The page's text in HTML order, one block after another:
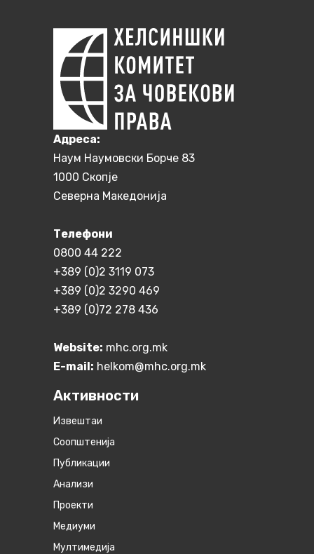
Aдреса:
Наум Наумовски Борче 83
1000 Скопје
Северна Македонија
Телефони
0800 44 222
+389 (0)2 3119 073
+389 (0)2 3290 469
+389 (0)72 278 436
Website: mhc.org.mk
E-mail: helkom@mhc.org.mk
Активности
Извештаи
Соопштенија
Публикации
Анализи
Проекти
Медиуми
Мултимедија